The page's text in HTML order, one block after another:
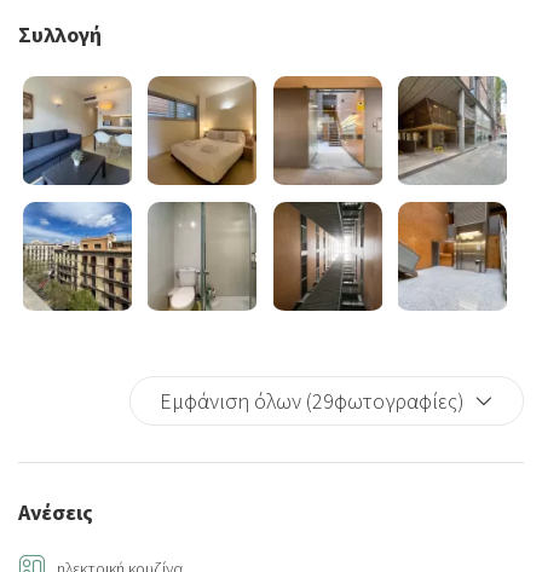
Συλλογή
Εμφάνιση όλων (29φωτογραφίες)
Ανέσεις